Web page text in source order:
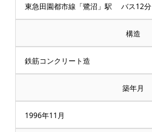
東急田園都市線「鷺沼」駅 バス12分
構造
鉄筋コンクリート造
築年月
1996年11月